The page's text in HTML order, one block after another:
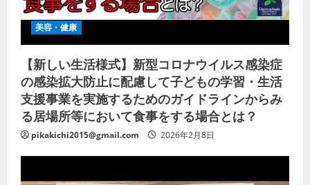
美容・健康
【新しい生活様式】新型コロナウイルス感染症
の感染拡大防止に配慮して子どもの学習・生活
支援事業を実施するためのガイドラインからみ
る居場所等において食事をする場合とは？
pikakichi2015@gmail.com 2026年2月8日